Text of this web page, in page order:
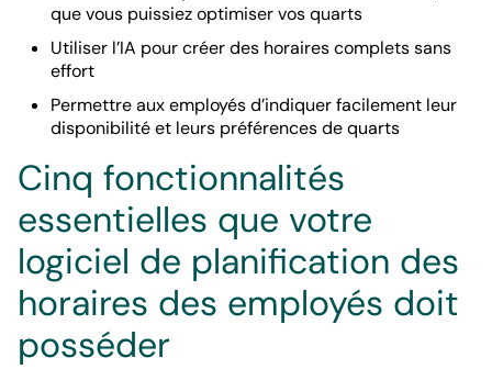
que vous puissiez optimiser vos quarts
Utiliser l’IA pour créer des horaires complets sans
effort
Permettre aux employés d’indiquer facilement leur
disponibilité et leurs préférences de quarts
Cinq fonctionnalités
essentielles que votre
logiciel de planification des
horaires des employés doit
posséder